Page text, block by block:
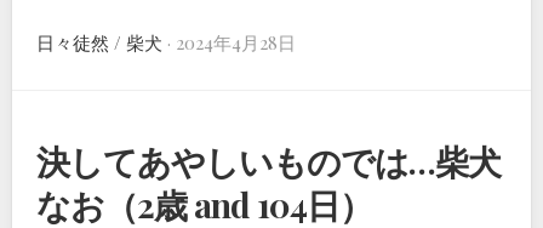
日々徒然 / 柴犬 · 2024年4月28日
決してあやしいものでは…柴犬
なお（2歳 and 104日）